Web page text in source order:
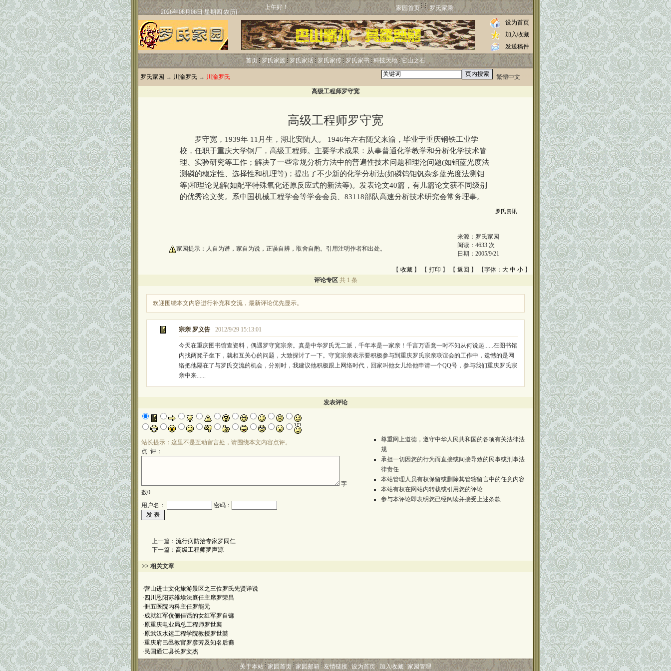
上午好！ 家园首页 罗氏家乘
设为首页
加入收藏
发送稿件
首页 罗氏家族 罗氏家话 罗氏家传 罗氏家书 科技天地 它山之石
罗氏家园 → 川渝罗氏 → 川渝罗氏 繁體中文
高级工程师罗守宽
高级工程师罗守宽
罗守宽，1939年 11月生，湖北安陆人。 1946年左右随父来渝，毕业于重庆钢铁工业学
校，任职于重庆大学钢厂，高级工程师。主要学术成果：从事普通化学教学和分析化学技术管
理、实验研究等工作；解决了一些常规分析方法中的普遍性技术问题和理沦问题(如钼蓝光度法
测磷的稳定性、选择性和机理等)；提出了不少新的化学分析法(如磷钨钼钒杂多蓝光度法测钼
等)和理论见解(如配平特殊氧化还原反应式的新法等)。发表论文40篇，有几篇论文获不同级别
的优秀论文奖。系中国机械工程学会等学会会员、83118部队高速分析技术研究会常务理事。
罗氏资讯
家园提示：人自为谱，家自为说，正误自辨，取舍自酌。引用注明作者和出处。
来源： 罗氏家园
阅读： 4633 次
日期： 2005/9/21
【 收藏 】 【 打印 】 【 返回 】 【字体： 大 中 小 】
评论专区 共 1 条
欢迎围绕本文内容进行补充和交流，最新评论优先显示。
宗亲 罗义告 2012/9/29 15:13:01
今天在重庆图书馆查资料，偶遇罗守宽宗亲。真是中华罗氏无二派，千年本是一家亲！千言万语竟一时不知从何说起......在图书馆
内找两凳子坐下，就相互关心的问题，大致探讨了一下。守宽宗亲表示要积极参与到重庆罗氏宗亲联谊会的工作中，遗憾的是网
络把他隔在了与罗氏交流的机会，分别时，我建议他积极跟上网络时代，回家叫他女儿给他申请一个QQ号，参与我们重庆罗氏宗
亲中来......
发表评论
站长提示：这里不是互动留言处，请围绕本文内容点评。
点 评：
字
数0
用户名：
密码：
尊重网上道德，遵守中华人民共和国的各项有关法律法
规
承担一切因您的行为而直接或间接导致的民事或刑事法
律责任
本站管理人员有权保留或删除其管辖留言中的任意内容
本站有权在网站内转载或引用您的评论
参与本评论即表明您已经阅读并接受上述条款
上一篇： 流行病防治专家罗同仁
下一篇： 高级工程师罗声源
>> 相关文章
·营山进士文化旅游景区之三位罗氏先贤详说
· 四川恩阳苏维埃法庭任主席罗荣昌
·卌五医院内科主任罗能元
·成就红军伉俪佳话的女红军罗自镛
·原重庆电业局总工程师罗世襄
·原武汉水运工程学院教授罗世棻
·重庆府巴邑教官罗彦芳及知名后裔
· 民国通江县长罗文杰
关于本站 家园首页 家园邮箱 友情链接 设为首页 加入收藏 家园管理